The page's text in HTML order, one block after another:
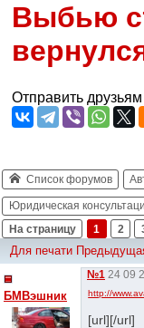
Выбью
Отправить друзьям
Список форумов
Юридическая
На страницу
1 2
Для печати
БМВэшник
№1 24 09
http://
[url][/url]